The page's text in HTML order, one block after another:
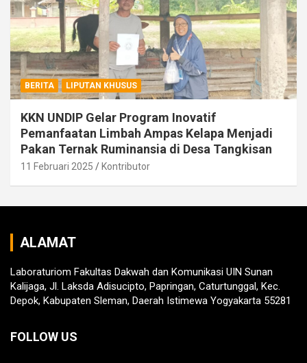
BERITA LIPUTAN KHUSUS
KKN UNDIP Gelar Program Inovatif
Pemanfaatan Limbah Ampas Kelapa Menjadi
Pakan Ternak Ruminansia di Desa Tangkisan
11 Februari 2025 Kontributor
ALAMAT
Laboraturiom Fakultas Dakwah dan Komunikasi UIN Sunan
Kalijaga, Jl. Laksda Adisucipto, Papringan, Caturtunggal, Kec.
Depok, Kabupaten Sleman, Daerah Istimewa Yogyakarta 55281
FOLLOW US